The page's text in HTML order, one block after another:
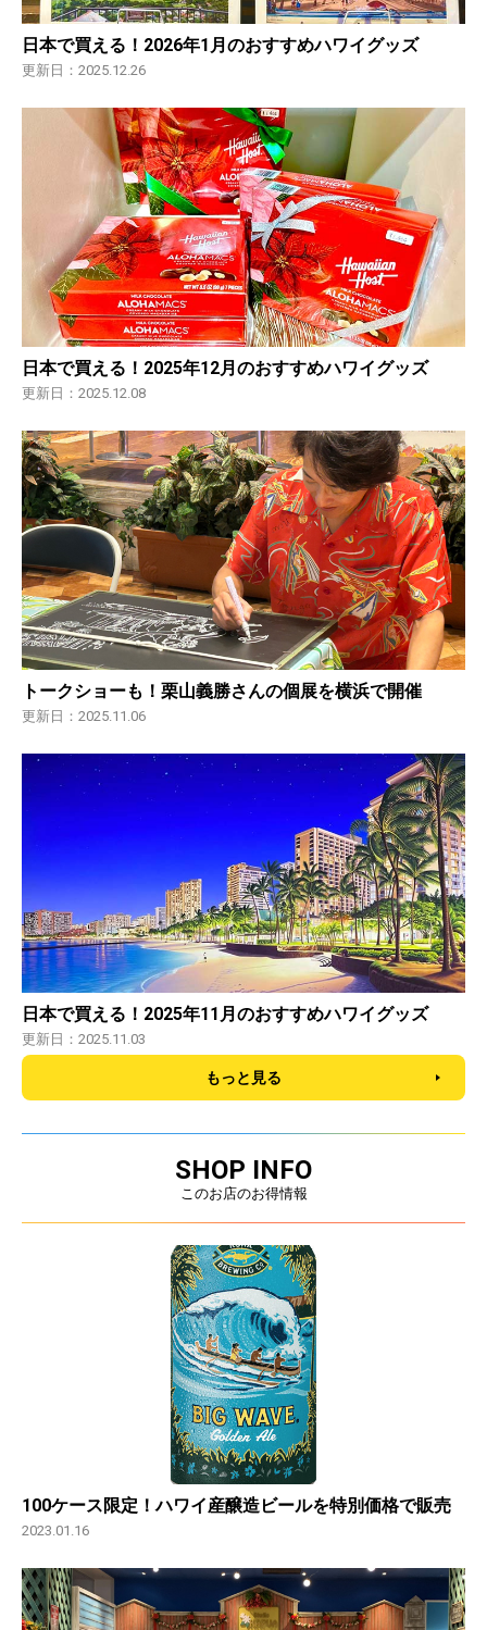
日本で買える！2026年1月のおすすめハワイグッズ
更新日：2025.12.26
日本で買える！2025年12月のおすすめハワイグッズ
更新日：2025.12.08
トークショーも！栗山義勝さんの個展を横浜で開催
更新日：2025.11.06
日本で買える！2025年11月のおすすめハワイグッズ
更新日：2025.11.03
もっと見る
SHOP INFO
このお店のお得情報
100ケース限定！ハワイ産醸造ビールを特別価格で販売
2023.01.16